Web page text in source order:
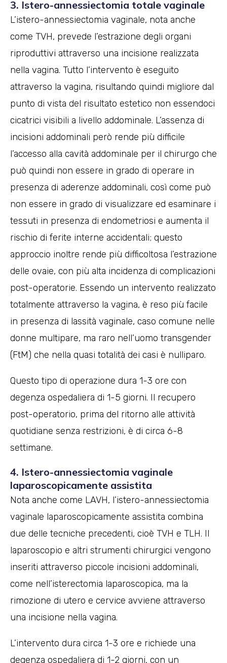
3. Istero-annessiectomia totale vaginale
L’istero-annessiectomia vaginale, nota anche
come TVH, prevede l’estrazione degli organi
riproduttivi attraverso una incisione realizzata
nella vagina. Tutto l’intervento è eseguito
attraverso la vagina, risultando quindi migliore dal
punto di vista del risultato estetico non essendoci
cicatrici visibili a livello addominale. L’assenza di
incisioni addominali però rende più difficile
l’accesso alla cavità addominale per il chirurgo che
può quindi non essere in grado di operare in
presenza di aderenze addominali, così come può
non essere in grado di visualizzare ed esaminare i
tessuti in presenza di endometriosi e aumenta il
rischio di ferite interne accidentali; questo
approccio inoltre rende più difficoltosa l’estrazione
delle ovaie, con più alta incidenza di complicazioni
post-operatorie. Essendo un intervento realizzato
totalmente attraverso la vagina, è reso più facile
in presenza di lassità vaginale, caso comune nelle
donne multipare, ma raro nell’uomo transgender
(FtM) che nella quasi totalità dei casi è nulliparo.
Questo tipo di operazione dura 1-3 ore con
degenza ospedaliera di 1-5 giorni. Il recupero
post-operatorio, prima del ritorno alle attività
quotidiane senza restrizioni, è di circa 6-8
settimane.
4. Istero-annessiectomia vaginale
laparoscopicamente assistita
Nota anche come LAVH, l’istero-annessiectomia
vaginale laparoscopicamente assistita combina
due delle tecniche precedenti, cioè TVH e TLH. Il
laparoscopio e altri strumenti chirurgici vengono
inseriti attraverso piccole incisioni addominali,
come nell’isterectomia laparoscopica, ma la
rimozione di utero e cervice avviene attraverso
una incisione nella vagina.
L’intervento dura circa 1-3 ore e richiede una
degenza ospedaliera di 1-2 giorni, con un